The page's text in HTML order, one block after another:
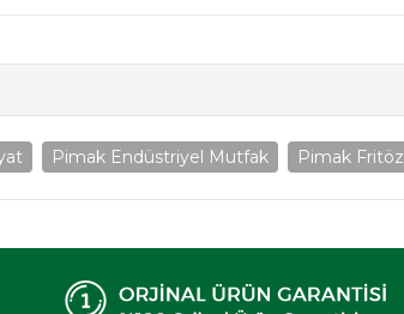
Pimak Endüstriyel Mutfak Pimak Fritöz